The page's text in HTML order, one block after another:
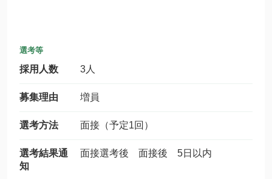
選考等
採用人数 3人
募集理由 増員
選考方法 面接（予定1回）
選考結果通
知
面接選考後 面接後 5日以内